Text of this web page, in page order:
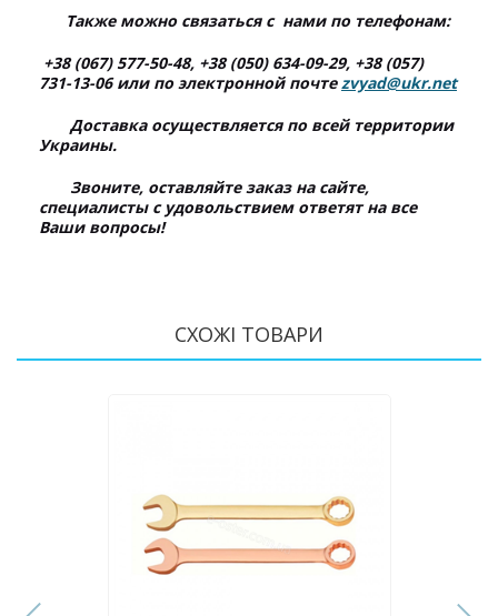
Также можно связаться с нами по телефонам:
+38 (067) 577-50-48, +38 (050) 634-09-29, +38 (057)
731-13-06 или по электронной почтеzvyad@ukr.net
Доставка осуществляется по всей территории
Украины.
Звоните, оставляйте заказ на сайте,
специалисты с удовольствием ответят на все
Ваши вопросы!
СХОЖІ ТОВАРИ